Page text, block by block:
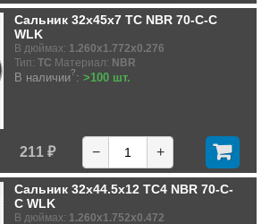
Сальник 32x45x7 TC NBR 70-C-C
WLK
В дюймах: 1.260x1.772x0.276
Тип: TC Материал: NBR
В наличии?: >100 шт.
211 ₽ − +
Сальник 32x44.5x12 TC4 NBR 70-C-
C WLK
В дюймах: 1.260x1.752x0.472